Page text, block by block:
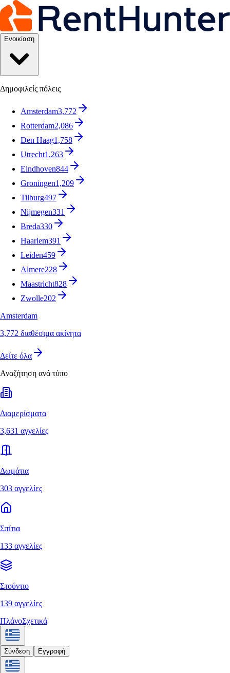
Ενοικίαση
Δημοφιλείς πόλεις
Amsterdam3,772
Rotterdam2,086
Den Haag1,758
Utrecht1,263
Eindhoven844
Groningen1,209
Tilburg497
Nijmegen331
Breda330
Haarlem391
Leiden459
Almere228
Maastricht828
Zwolle202
Amsterdam
3,772 διαθέσιμα ακίνητα
Δείτε όλα
Αναζήτηση ανά τύπο
Διαμερίσματα
3,631 αγγελίες
Δωμάτια
303 αγγελίες
Σπίτια
133 αγγελίες
Στούντιο
139 αγγελίες
ΠλάνοΣχετικά
Σύνδεση Εγγραφή